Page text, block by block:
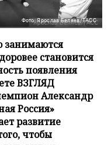
Фото: Ярослав Беляев/ТАСС
занимаются
становится
появления
ВЗГЛЯД
Александр
Россия»
развитие
чтобы